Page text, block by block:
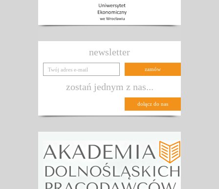
newsletter
zostań jednym z nas...